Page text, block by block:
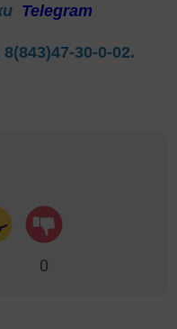
Telegram
8(843)47-30-0-02.
0